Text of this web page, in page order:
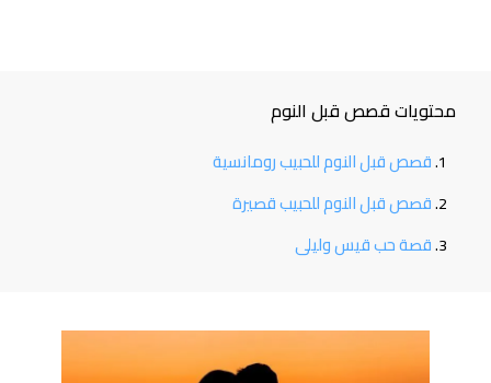
محتويات قصص قبل النوم
قصص قبل النوم للحبيب رومانسية
قصص قبل النوم للحبيب قصيرة
قصة حب قيس وليلى